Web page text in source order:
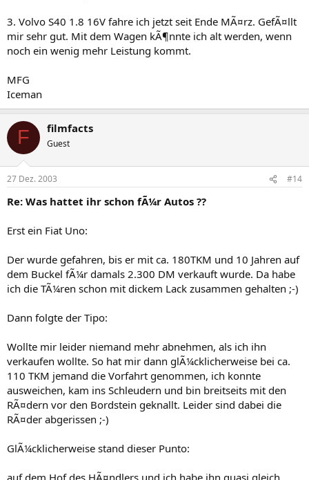
3. Volvo S40 1.8 16V fahre ich jetzt seit Ende MÃ¤rz. GefÃ¤llt
mir sehr gut. Mit dem Wagen kÃ¶nnte ich alt werden, wenn
noch ein wenig mehr Leistung kommt.
MFG
Iceman
F filmfacts
Guest
27 Dez. 2003 #14
Re: Was hattet ihr schon fÃ¼r Autos ??
Erst ein Fiat Uno:
Der wurde gefahren, bis er mit ca. 180TKM und 10 Jahren auf
dem Buckel fÃ¼r damals 2.300 DM verkauft wurde. Da habe
ich die TÃ¼ren schon mit dickem Lack zusammen gehalten ;-)
Dann folgte der Tipo:
Wollte mir leider niemand mehr abnehmen, als ich ihn
verkaufen wollte. So hat mir dann glÃ¼cklicherweise bei ca.
110 TKM jemand die Vorfahrt genommen, ich konnte
ausweichen, kam ins Schleudern und bin breitseits mit den
RÃ¤dern vor den Bordstein geknallt. Leider sind dabei die
RÃ¤der abgerissen ;-)
GlÃ¼cklicherweise stand dieser Punto:
auf dem Hof des HÃ¤ndlers und ich habe ihn quasi gleich